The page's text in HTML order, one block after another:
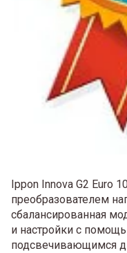
Ippon Innova G2 Euro
преобразователем
сбалансированная
и настройки с
подсвечивающимся